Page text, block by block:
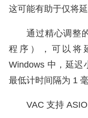
这可能有助于仅将
通过精心调整
程序），可以将
Windows 中，延迟
最低计时间隔为 1 毫
VAC 支持 ASIO